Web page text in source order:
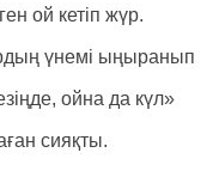
ой кетіп жүр.
үнемі ыңыранып
ойна да күл»
сияқты.